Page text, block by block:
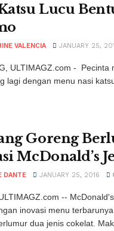
Lucu
VALENCIA JANUARY 25,
ULTIMAGZ.com - Pecinta
lagi dengan menu nasi
Goreng
McDonald’s
DANTE JANUARY 25, 2016
--
inovasi menu
dua jenis cokelat.